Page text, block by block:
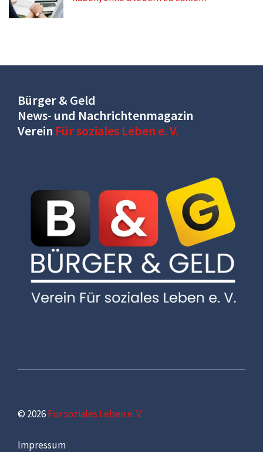
Bürger & Geld
News- und Nachrichtenmagazin
Verein Für soziales Leben e. V.
© 2026Für soziales Leben e. V.
Impressum